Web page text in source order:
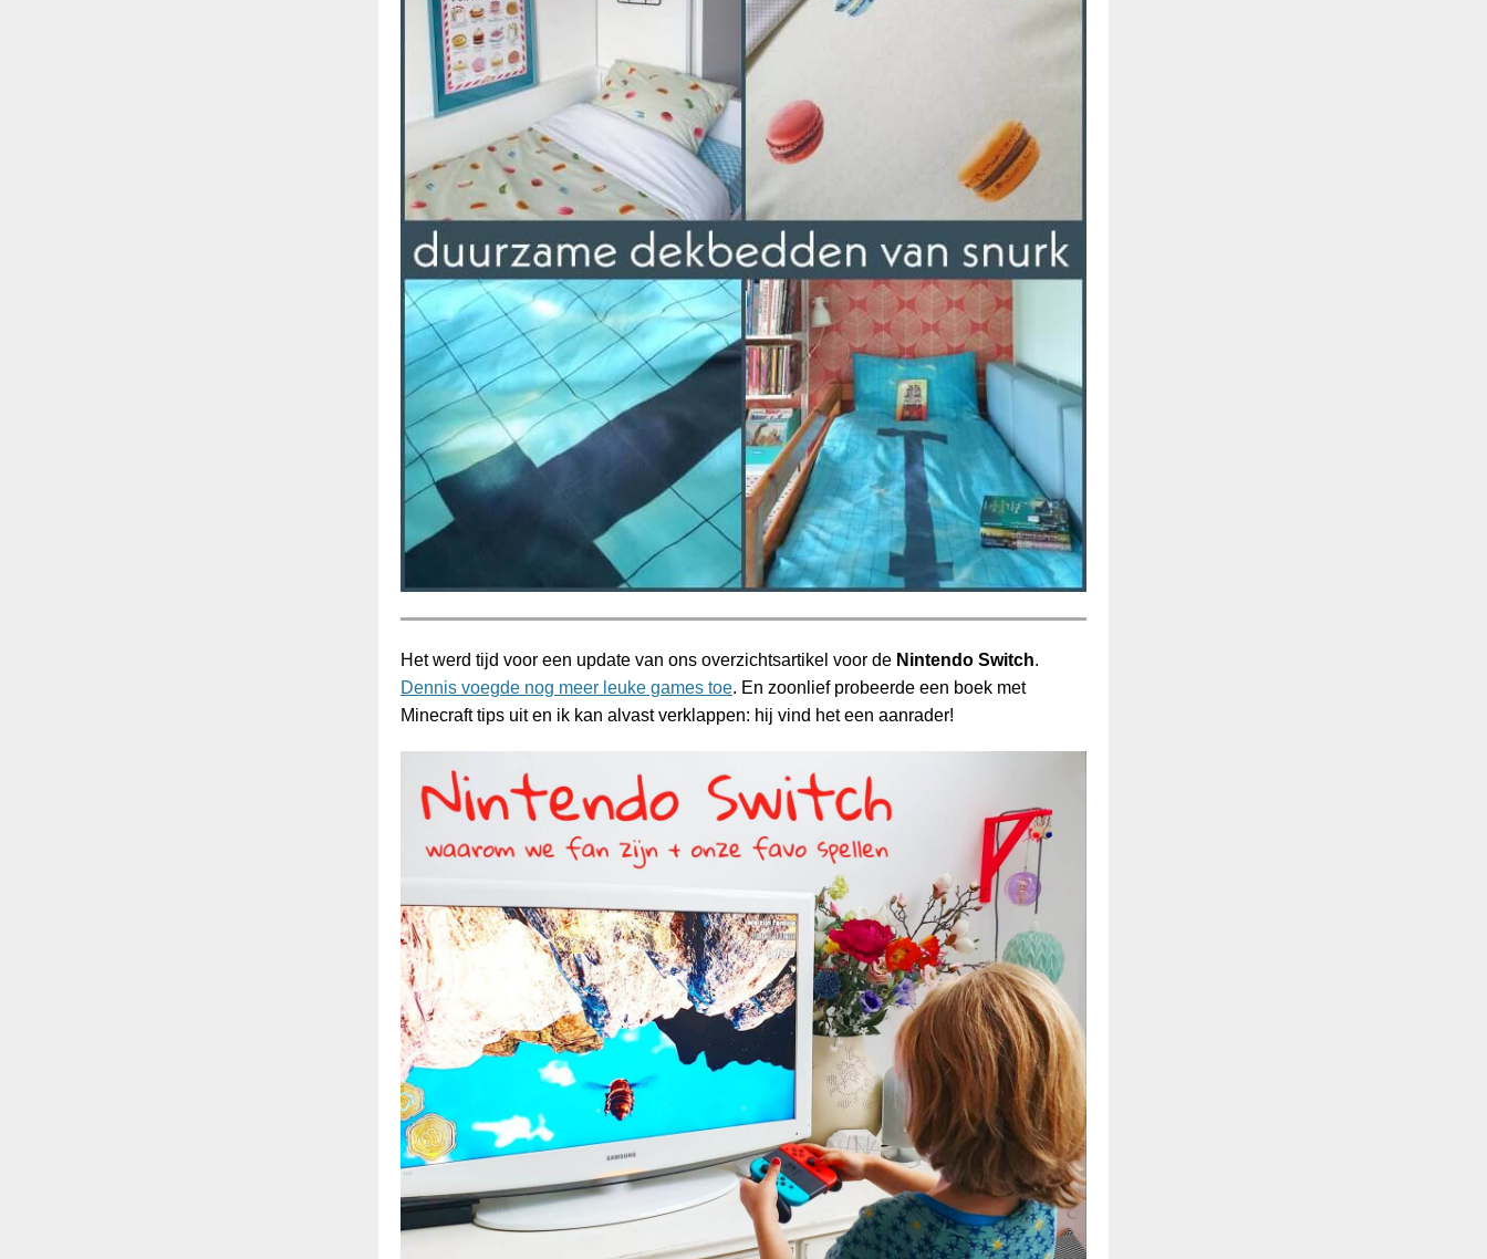
Het werd tijd voor een update van ons overzichtsartikel voor de Nintendo Switch.
Dennis voegde nog meer leuke games toe. En zoonlief probeerde een boek met
Minecraft tips uit en ik kan alvast verklappen: hij vind het een aanrader!